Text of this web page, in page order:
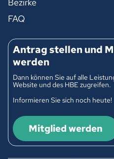
Bezirke
FAQ
Antrag stellen und
werden
Dann können Sie auf alle
Website und des HBE zugreifen.
Informieren Sie sich noch heute!
Mitglied werden